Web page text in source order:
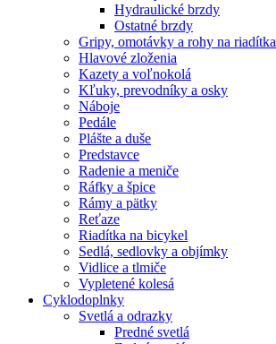
Hydraulické brzdy
Ostatné brzdy
Gripy, omotávky a rohy na riadítka
Hlavové zloženia
Kazety a voľnokolá
Kľuky, prevodníky a osky
Náboje
Pedále
Plášte a duše
Predstavce
Radenie a meniče
Ráfky a špice
Rámy a pätky
Reťaze
Riadítka na bicykel
Sedlá, sedlovky a objímky
Vidlice a tlmiče
Vypletené kolesá
Cyklodoplnky
Svetlá a odrazky
Predné svetlá